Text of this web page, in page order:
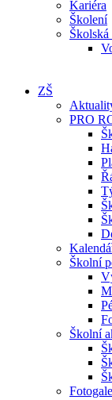
Kariéra
Školení
Školská
ZŠ
PRO
Školní
Školní